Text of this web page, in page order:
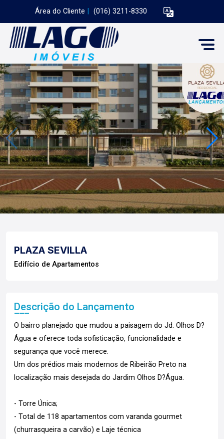
Área do Cliente (016) 3211-8330
PLAZA SEVILLA
Edifício de Apartamentos
Descrição do Lançamento
O bairro planejado que mudou a paisagem do Jd. Olhos D?
Água e oferece toda sofisticação, funcionalidade e
segurança que você merece.
Um dos prédios mais modernos de Ribeirão Preto na
localização mais desejada do Jardim Olhos D?Água.
- Torre Única;
- Total de 118 apartamentos com varanda gourmet
(churrasqueira a carvão) e Laje técnica